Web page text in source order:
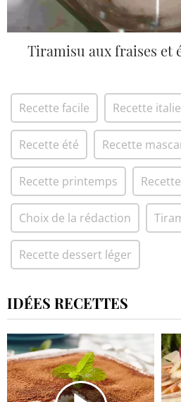
Tiramisu aux fraises et
Recette facile Recette
Recette été Recette
Recette printemps
Choix de la rédaction
Recette dessert léger
IDÉES RECETTES